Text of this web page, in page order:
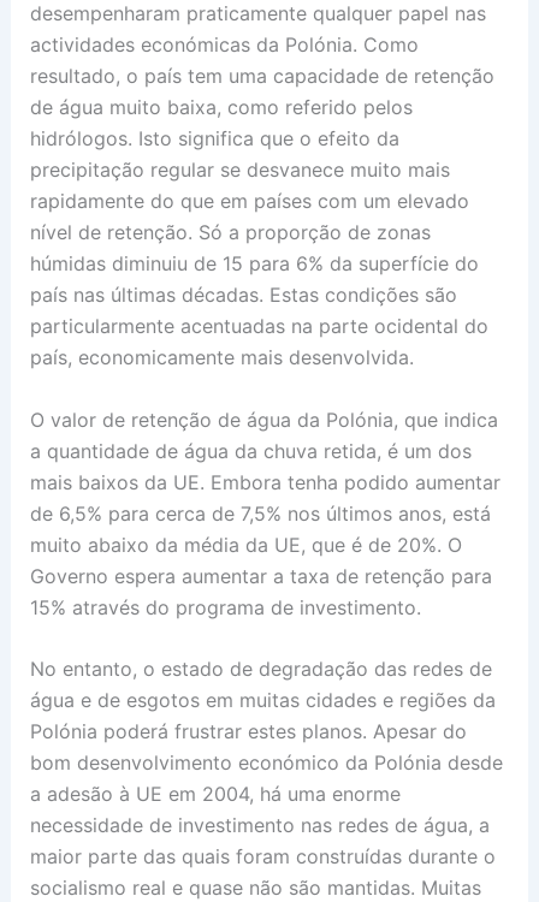
desempenharam praticamente qualquer papel nas
actividades económicas da Polónia. Como
resultado, o país tem uma capacidade de retenção
de água muito baixa, como referido pelos
hidrólogos. Isto significa que o efeito da
precipitação regular se desvanece muito mais
rapidamente do que em países com um elevado
nível de retenção. Só a proporção de zonas
húmidas diminuiu de 15 para 6% da superfície do
país nas últimas décadas. Estas condições são
particularmente acentuadas na parte ocidental do
país, economicamente mais desenvolvida.
O valor de retenção de água da Polónia, que indica
a quantidade de água da chuva retida, é um dos
mais baixos da UE. Embora tenha podido aumentar
de 6,5% para cerca de 7,5% nos últimos anos, está
muito abaixo da média da UE, que é de 20%. O
Governo espera aumentar a taxa de retenção para
15% através do programa de investimento.
No entanto, o estado de degradação das redes de
água e de esgotos em muitas cidades e regiões da
Polónia poderá frustrar estes planos. Apesar do
bom desenvolvimento económico da Polónia desde
a adesão à UE em 2004, há uma enorme
necessidade de investimento nas redes de água, a
maior parte das quais foram construídas durante o
socialismo real e quase não são mantidas. Muitas